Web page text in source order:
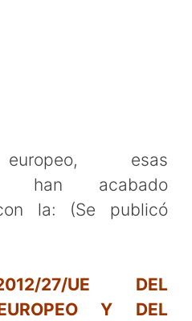
esas
han acabado
la: (Se publicó
27/UE DEL
Y DEL